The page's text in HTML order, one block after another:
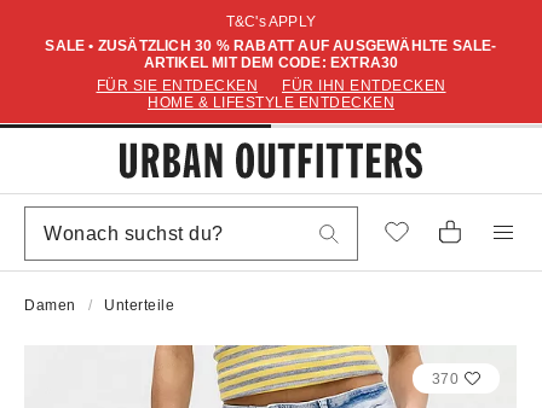
T&C's APPLY
SALE • ZUSÄTZLICH 30 % RABATT AUF AUSGEWÄHLTE SALE-
ARTIKEL MIT DEM CODE: EXTRA30
FÜR SIE ENTDECKEN
FÜR IHN ENTDECKEN
HOME & LIFESTYLE ENTDECKEN
Damen Unterteile
370